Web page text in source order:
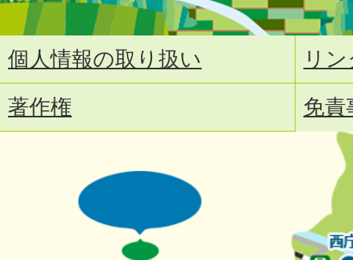
個人情報の取り扱い
リ
著作権
免責